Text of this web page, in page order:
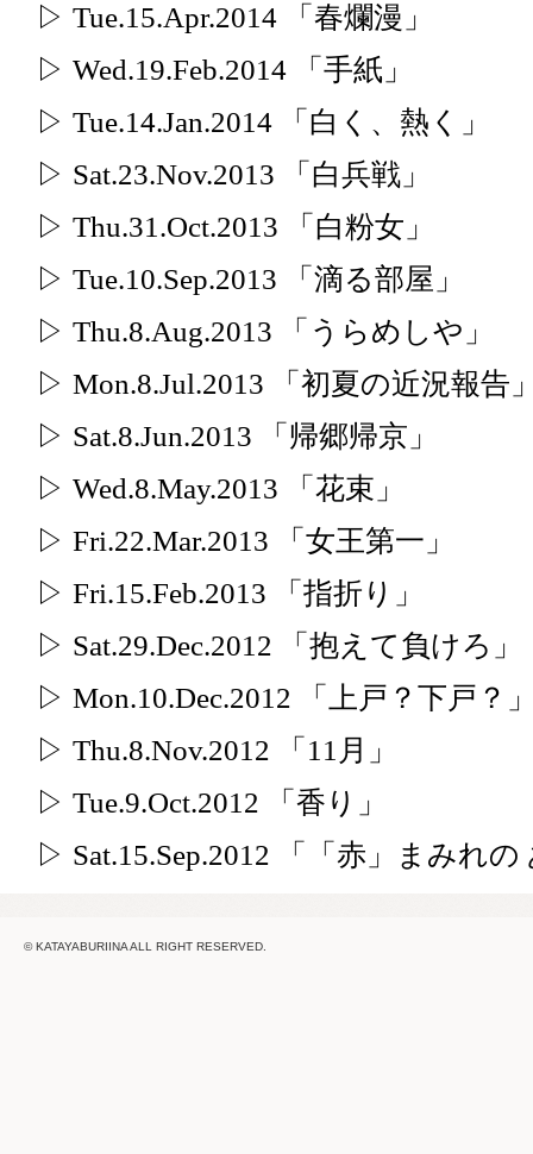
▷ Tue.15.Apr.2014 「春爛漫」
▷ Wed.19.Feb.2014 「手紙」
▷ Tue.14.Jan.2014 「白く、熱く」
▷ Sat.23.Nov.2013 「白兵戦」
▷ Thu.31.Oct.2013 「白粉女」
▷ Tue.10.Sep.2013 「滴る部屋」
▷ Thu.8.Aug.2013 「うらめしや」
▷ Mon.8.Jul.2013 「初夏の近況報告
▷ Sat.8.Jun.2013 「帰郷帰京」
▷ Wed.8.May.2013 「花束」
▷ Fri.22.Mar.2013 「女王第一」
▷ Fri.15.Feb.2013 「指折り」
▷ Sat.29.Dec.2012 「抱えて負けろ」
▷ Mon.10.Dec.2012 「上戸？下戸？
▷ Thu.8.Nov.2012 「11月」
▷ Tue.9.Oct.2012 「香り」
▷ Sat.15.Sep.2012 「「赤」まみれ
© KATAYABURIINA ALL RIGHT RESERVED.